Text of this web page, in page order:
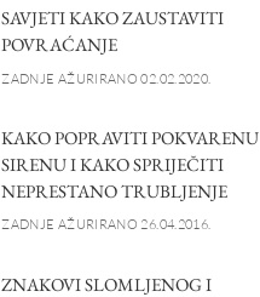
SAVJETI KAKO ZAUSTAVITI
POVRAĆANJE
ZADNJE AŽURIRANO 02.02.2020.
KAKO POPRAVITI POKVARENU
SIRENU I KAKO SPRIJEČITI
NEPRESTANO TRUBLJENJE
ZADNJE AŽURIRANO 26.04.2016.
ZNAKOVI SLOMLJENOG I